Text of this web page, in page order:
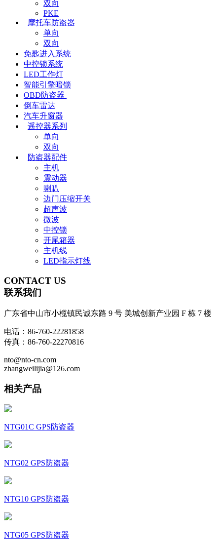
双向
PKE
摩托车防盗器
单向
双向
免匙进入系统
中控锁系统
LED工作灯
智能引擎暗锁
OBD防盗器
倒车雷达
汽车升窗器
遥控器系列
单向
双向
防盗器配件
主机
震动器
喇叭
边门压缩开关
超声波
微波
中控锁
开尾箱器
主机线
LED指示灯线
CONTACT US
联系我们
广东省中山市小榄镇民诚东路 9 号 美城创新产业园 F 栋 7 楼
电话：86-760-22281858
传真：86-760-22270816
nto@nto-cn.com
zhangweilijia@126.com
相关产品
NTG01C GPS防盗器
NTG02 GPS防盗器
NTG10 GPS防盗器
NTG05 GPS防盗器